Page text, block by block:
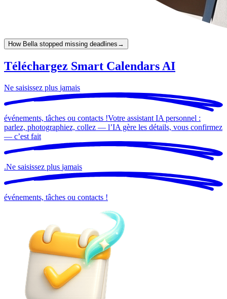
How Bella stopped missing deadlines →
Téléchargez Smart Calendars AI
Ne saisissez plus jamais
événements, tâches ou contacts !Votre assistant IA personnel :
parlez, photographiez, collez — l’IA gère les détails, vous confirmez
— c’est fait
.Ne saisissez plus jamais
événements, tâches ou contacts !